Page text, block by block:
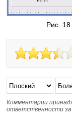
Рис.
Комментарии
ответственности за